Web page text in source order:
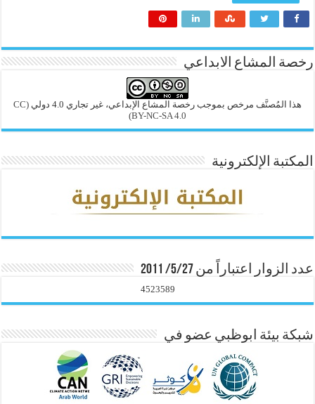
رخصة المشاع الابداعي
هذا المُصنَّف مرخص بموجب رخصة المشاع الإبداعي، غير تجاري 4.0 دولي
(CC
BY-NC-SA 4.0)
المكتبة الإلكترونية
عدد الزوار اعتباراً من 5/27/ 2011
4523589
شبكة بيئة ابوظبي عضو في